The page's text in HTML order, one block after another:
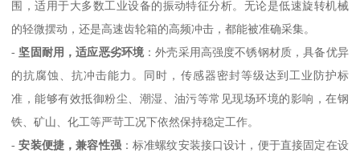
围，适用于大多数工业设备的振动特征分析。无论是低速旋转机械
的轻微摆动，还是高速齿轮箱的高频冲击，都能被准确采集。
- 坚固耐用，适应恶劣环境 ：外壳采用高强度不锈钢材质，具备优异
的抗腐蚀、抗冲击能力。同时，传感器密封等级达到工业防护标
准，能够有效抵御粉尘、潮湿、油污等常见现场环境的影响，在钢
铁、矿山、化工等严苛工况下依然保持稳定工作。
-安装便捷，兼容性强：标准螺纹安装接口设计，便于直接固定在设